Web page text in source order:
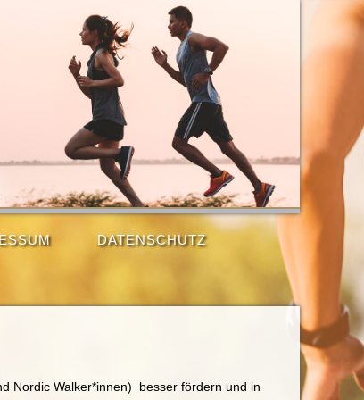
DATENSCHUTZ
Nordic Walker*innen) besser fördern und in